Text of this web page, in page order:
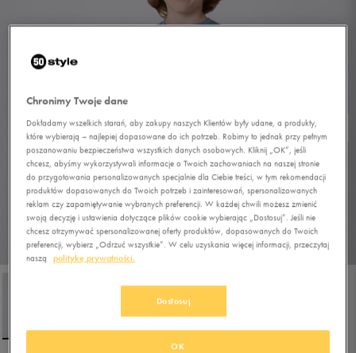
1/4
Chronimy Twoje dane
Dokładamy wszelkich starań, aby zakupy naszych Klientów były udane, a produkty,
które wybierają – najlepiej dopasowane do ich potrzeb. Robimy to jednak przy pełnym
poszanowaniu bezpieczeństwa wszystkich danych osobowych. Kliknij „OK”, jeśli
chcesz, abyśmy wykorzystywali informacje o Twoich zachowaniach na naszej stronie
do przygotowania personalizowanych specjalnie dla Ciebie treści, w tym rekomendacji
produktów dopasowanych do Twoich potrzeb i zainteresowań, spersonalizowanych
reklam czy zapamiętywanie wybranych preferencji. W każdej chwili możesz zmienić
swoją decyzję i ustawienia dotyczące plików cookie wybierając „Dostosuj”. Jeśli nie
chcesz otrzymywać spersonalizowanej oferty produktów, dopasowanych do Twoich
preferencji, wybierz „Odrzuć wszystkie”. W celu uzyskania więcej informacji, przeczytaj
naszą
politykę prywatności.
Dostosuj
OK